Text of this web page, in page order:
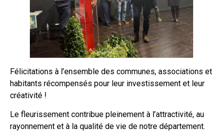
Félicitations à l’ensemble des communes, associations et
habitants récompensés pour leur investissement et leur
créativité !
Le fleurissement contribue pleinement à l’attractivité, au
rayonnement et à la qualité de vie de notre département.